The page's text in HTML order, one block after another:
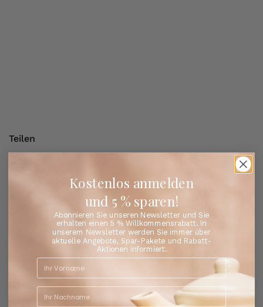
Teilen
Entdecken Sie die Lieblingstees unserer Kunden
Kostenlos anmelden
und 5 % sparen!
Abonnieren Sie unseren Newsletter und Sie
erhalten einen 5 % Willkommensrabatt. In
unserem Newsletter werden Sie immer über
aktuelle Angebote, Spar-Pakete und Rabatt-
Aktionen informiert.